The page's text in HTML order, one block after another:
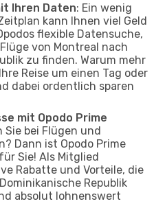
Ihren Daten: Ein wenig
kann Ihnen viel Geld
flexible Datensuche,
von Montreal nach
zu finden. Warum mehr
Reise um einen Tag oder
dabei ordentlich sparen
mit Opodo Prime
Sie bei Flügen und
Dann ist Opodo Prime
Sie! Als Mitglied
Rabatte und Vorteile, die
Republik
absolut lohnenswert